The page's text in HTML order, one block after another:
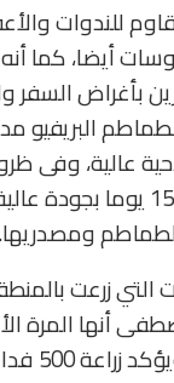
للندوات
أيضا، كما
بأغراض السفر
عالية، وفى
المنتج لأكثر من 15
ومصدريها.
زرعت
أنها المرة
بالموسم القادم.